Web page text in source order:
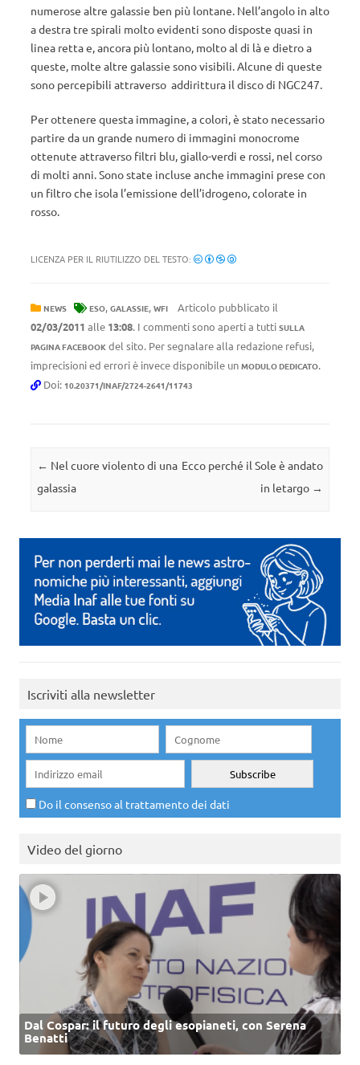
numerose altre galassie ben più lontane. Nell’angolo in alto
a destra tre spirali molto evidenti sono disposte quasi in
linea retta e, ancora più lontano, molto al di là e dietro a
queste, molte altre galassie sono visibili. Alcune di queste
sono percepibili attraverso addirittura il disco di NGC247.
Per ottenere questa immagine, a colori, è stato necessario
partire da un grande numero di immagini monocrome
ottenute attraverso filtri blu, giallo-verdi e rossi, nel corso
di molti anni. Sono state incluse anche immagini prese con
un filtro che isola l’emissione dell’idrogeno, colorate in
rosso.
LICENZA PER IL RIUTILIZZO DEL TESTO:
NEWS ESO, GALASSIE, WFI
Articolo pubblicato il
02/03/2011 alle 13:08. I commenti sono aperti a tutti SULLA
PAGINA FACEBOOK del sito. Per segnalare alla redazione refusi,
imprecisioni ed errori è invece disponibile un MODULO DEDICATO.
Doi: 10.20371/INAF/2724-2641/11743
Navigazione articolo
← Nel cuore violento di una
galassia
Ecco perché il Sole è andato
in letargo →
Iscriviti alla newsletter
Do il consenso al trattamento dei dati
Video del giorno
Dal Cospar: il futuro degli esopianeti, con Serena
Benatti